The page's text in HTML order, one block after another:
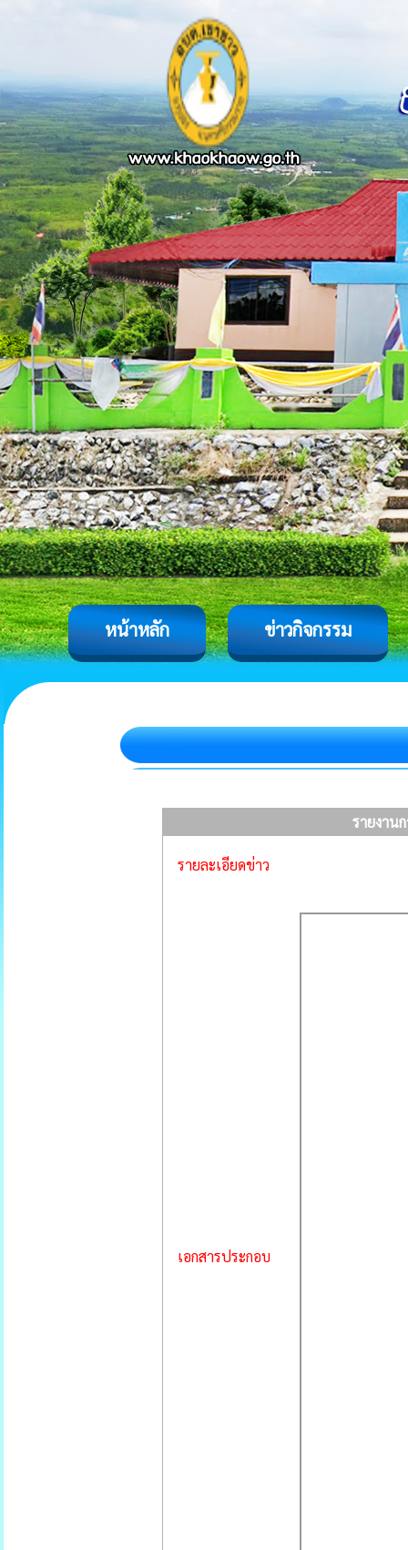
หน้าหลัก ข่าวกิจกรรม
รายงาน
รายละเอียดข่าว
เอกสารประกอบ